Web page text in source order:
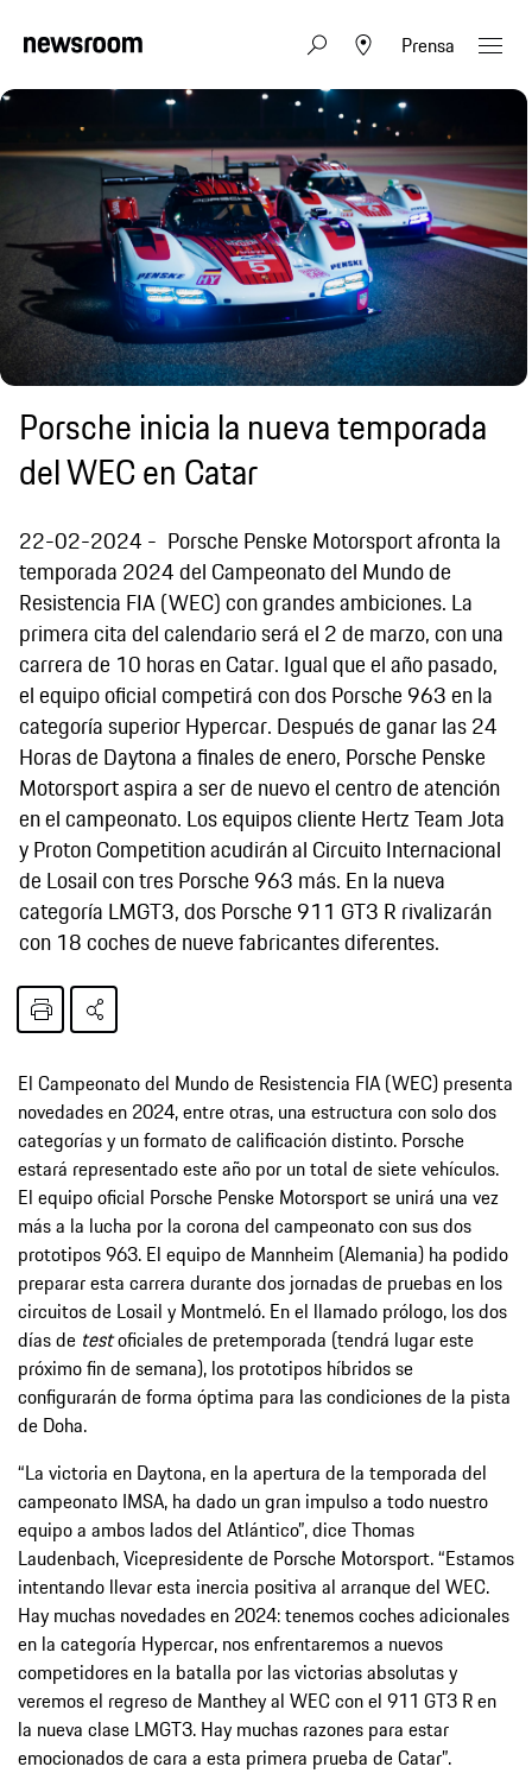
Prensa
Porsche inicia la nueva temporada
del WEC en Catar
22-02-2024
Porsche Penske Motorsport afronta la
temporada 2024 del Campeonato del Mundo de
Resistencia FIA (WEC) con grandes ambiciones. La
primera cita del calendario será el 2 de marzo, con una
carrera de 10 horas en Catar. Igual que el año pasado,
el equipo oficial competirá con dos Porsche 963 en la
categoría superior Hypercar. Después de ganar las 24
Horas de Daytona a finales de enero, Porsche Penske
Motorsport aspira a ser de nuevo el centro de atención
en el campeonato. Los equipos cliente Hertz Team Jota
y Proton Competition acudirán al Circuito Internacional
de Losail con tres Porsche 963 más. En la nueva
categoría LMGT3, dos Porsche 911 GT3 R rivalizarán
con 18 coches de nueve fabricantes diferentes.
El Campeonato del Mundo de Resistencia FIA (WEC) presenta
novedades en 2024, entre otras, una estructura con solo dos
categorías y un formato de calificación distinto. Porsche
estará representado este año por un total de siete vehículos.
El equipo oficial Porsche Penske Motorsport se unirá una vez
más a la lucha por la corona del campeonato con sus dos
prototipos 963. El equipo de Mannheim (Alemania) ha podido
preparar esta carrera durante dos jornadas de pruebas en los
circuitos de Losail y Montmeló. En el llamado prólogo, los dos
días de testoficiales de pretemporada (tendrá lugar este
próximo fin de semana), los prototipos híbridos se
configurarán de forma óptima para las condiciones de la pista
de Doha.
“La victoria en Daytona, en la apertura de la temporada del
campeonato IMSA, ha dado un gran impulso a todo nuestro
equipo a ambos lados del Atlántico”, dice Thomas
Laudenbach, Vicepresidente de Porsche Motorsport. “Estamos
intentando llevar esta inercia positiva al arranque del WEC.
Hay muchas novedades en 2024: tenemos coches adicionales
en la categoría Hypercar, nos enfrentaremos a nuevos
competidores en la batalla por las victorias absolutas y
veremos el regreso de Manthey al WEC con el 911 GT3 R en
la nueva clase LMGT3. Hay muchas razones para estar
emocionados de cara a esta primera prueba de Catar”.